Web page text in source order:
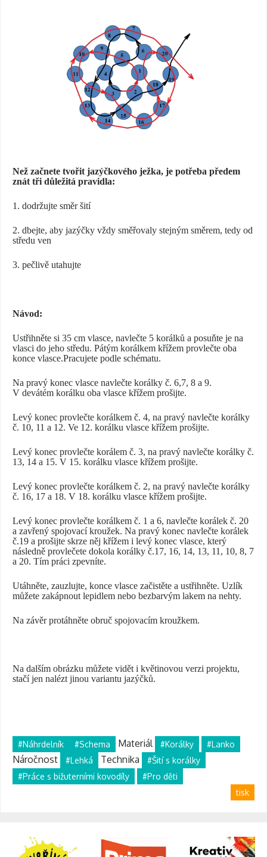
Než začnete tvořit jazýčkového ježka, je potřeba předem
znát tři důležitá pravidla:
1. dodržujte směr šití
2. dbejte, aby jazýčky vždy směřovaly stejným směrem, tedy od
středu ven
3. pečlivě utahujte
Návod:
Ustřihněte si 35 cm vlasce, navlečte 5 korálků a posuňte je na
vlasci do jeho středu. Pátým korálkem křížem provlečte oba
konce vlasce.Pracujete podle schématu.
Na pravý konec vlasce navlečte korálky č. 6,7, 8 a 9.
V devátém korálku oba vlasce křížem prošijte.
Levý konec provlečte korálkem č. 4, na pravý navlečte korálky
č. 10, 11 a 12. Ve 12. korálku vlasce křížem prošijte.
Levý konec provlečte korálem č. 3, na pravý navlečte korálky č.
13, 14 a 15. V 15. korálku vlasce křížem prošijte.
Levý konec provlečte korálkem č. 2, na pravý navlečte korálky
č. 16, 17 a 18. V 18. korálku vlasce křížem prošijte.
Levý konec provlečte korálkem č. 1 a 6, navlečte korálek č. 20
a zavřený spojovací kroužek. Na pravý konec navlečte korálek
č.19 a prošijte skrze něj křížem i levý konec vlasce, který
následně provlečete dokola korálky č.17, 16, 14, 13, 11, 10, 8, 7
a 20. Tím práci zpevníte.
Utáhněte, zauzlujte, konce vlasce začistěte a ustřihněte. Uzlík
můžete zakápnout lepidlem nebo bezbarvým lakem na nehty.
Na závěr protáhněte obruč spojovacím kroužkem.
Na dalším obrázku můžete vidět i květinovou verzi projektu,
stačí jen nalézt jinou variantu jazýčků.
#Náhrdelník #Schema Materiál #Korálky #Lanko
Náročnost #Lehká Technika
#Šití s korálky
#Práce s bižuterními kovodíly
#Pro děti
tisk